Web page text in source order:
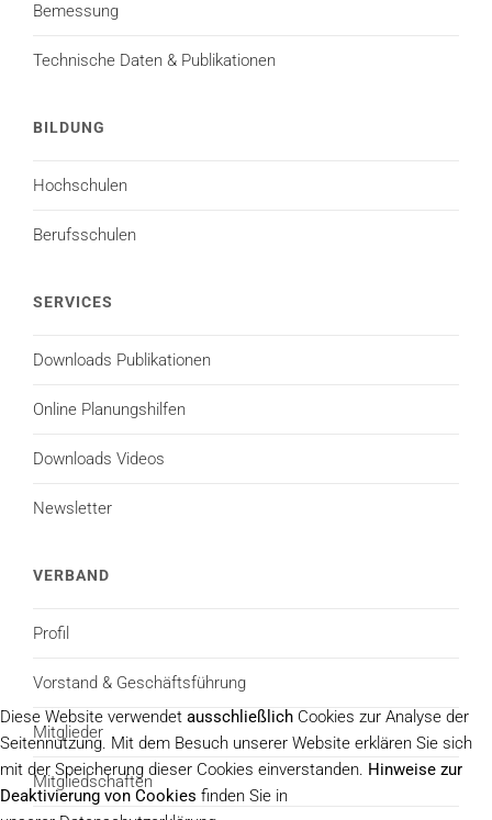
Bemessung
Technische Daten & Publikationen
BILDUNG
Hochschulen
Berufsschulen
SERVICES
Downloads Publikationen
Online Planungshilfen
Downloads Videos
Newsletter
VERBAND
Profil
Vorstand & Geschäftsführung
Mitglieder
Mitgliedschaften
Diese Website verwendet ausschließlich Cookies zur Analyse der
Seitennutzung. Mit dem Besuch unserer Website erklären Sie sich
mit der Speicherung dieser Cookies einverstanden. Hinweise zur
Deaktivierung von Cookies finden Sie in